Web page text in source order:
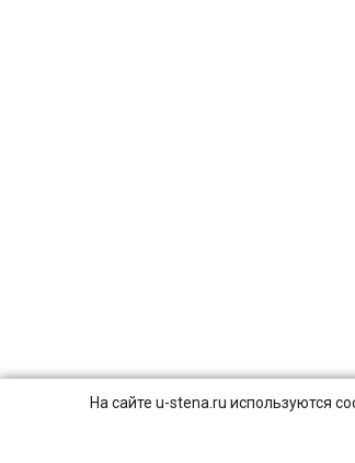
На сайте u-stena.ru используются